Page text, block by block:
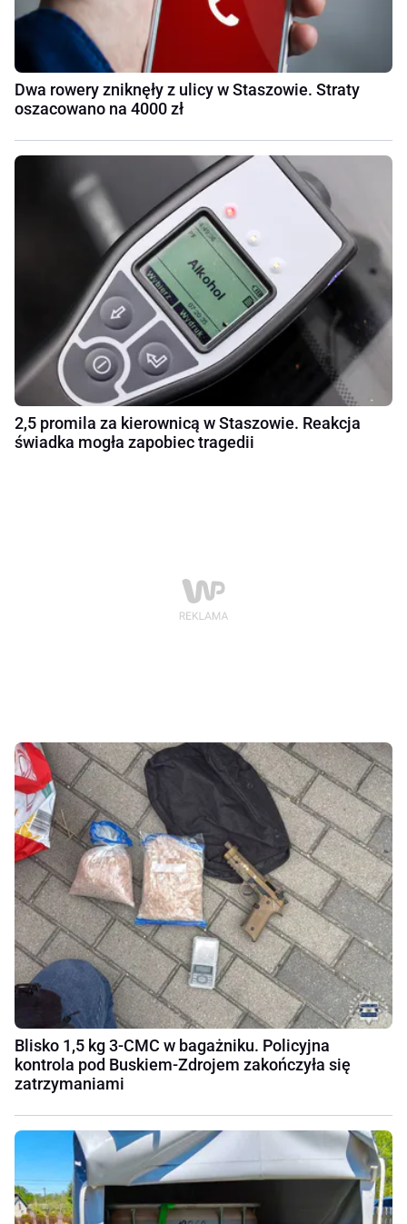
Dwa rowery zniknęły z ulicy w Staszowie. Straty
oszacowano na 4000 zł
2,5 promila za kierownicą w Staszowie. Reakcja
świadka mogła zapobiec tragedii
Blisko 1,5 kg 3-CMC w bagażniku. Policyjna
kontrola pod Buskiem-Zdrojem zakończyła się
zatrzymaniami